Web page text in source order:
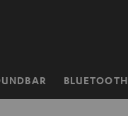
BLUETOOTH